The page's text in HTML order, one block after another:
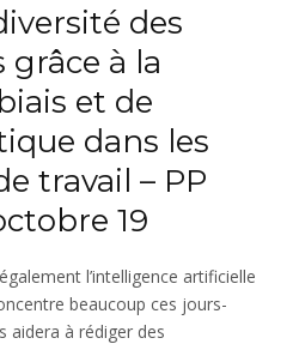
des
à la
et de
dans les
travail – PP
19
l’intelligence artificielle
beaucoup ces jours-
aidera à rédiger des